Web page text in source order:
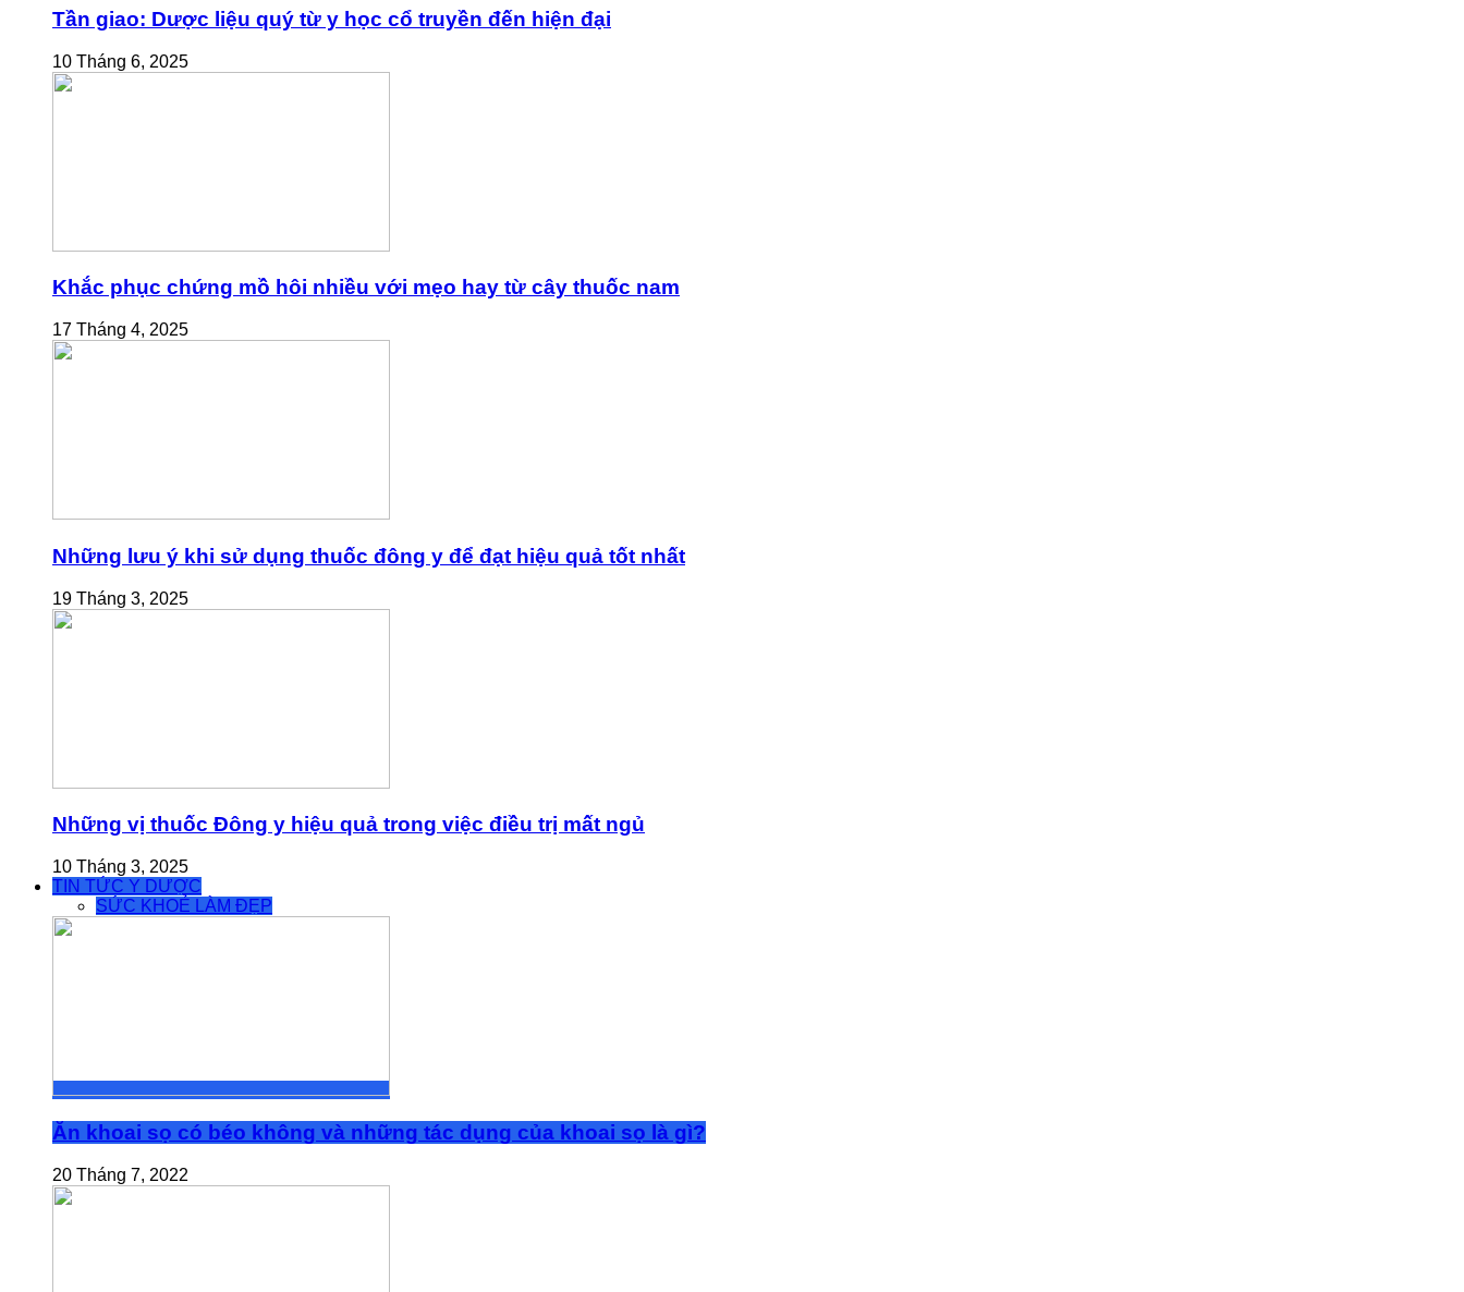
Tần giao: Dược liệu quý từ y học cổ truyền đến hiện đại
10 Tháng 6, 2025
Khắc phục chứng mồ hôi nhiều với mẹo hay từ cây thuốc nam
17 Tháng 4, 2025
Những lưu ý khi sử dụng thuốc đông y để đạt hiệu quả tốt nhất
19 Tháng 3, 2025
Những vị thuốc Đông y hiệu quả trong việc điều trị mất ngủ
10 Tháng 3, 2025
TIN TỨC Y DƯỢC
SỨC KHOẺ LÀM ĐẸP
Ăn khoai sọ có béo không và những tác dụng của khoai sọ là gì?
20 Tháng 7, 2022